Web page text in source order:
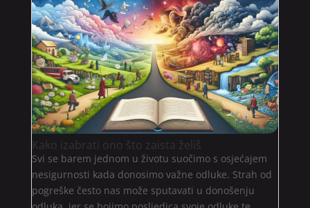
Kako izabrati ono što zaista želiš
Svi se barem jednom u životu suočimo s osjećajem
nesigurnosti kada donosimo važne odluke. Strah od
pogreške često nas može sputavati u donošenju